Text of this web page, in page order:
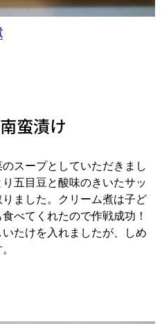
蛮漬け
スープとしていただきまし
五目豆と酸味のきいたサッ
ました。クリーム煮は子ど
べてくれたので作戦成功！
たけを入れましたが、しめ